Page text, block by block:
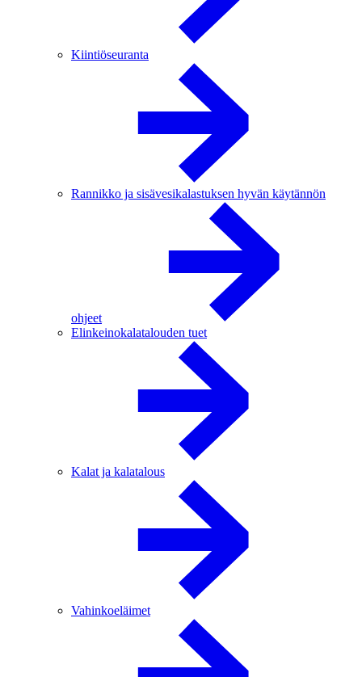
Kiintiöseuranta
Rannikko ja sisävesikalastuksen hyvän käytännön
ohjeet
Elinkeinokalatalouden tuet
Kalat ja kalatalous
Vahinkoeläimet